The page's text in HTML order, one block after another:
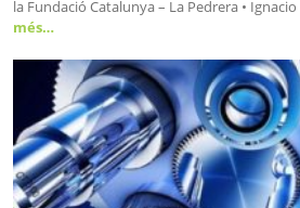
la Fundació Catalunya – La Pedrera •
més…